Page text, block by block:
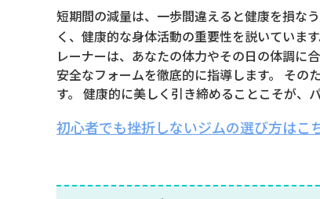
短期間の減量は、一歩間違えると健康を損な
く、健康的な身体活動の重要性を説いています
レーナーは、あなたの体力やその日の体調に
安全なフォームを徹底的に指導します。 その
す。 健康的に美しく引き締めることこそが、
初心者でも挫折しないジムの選び方はこ